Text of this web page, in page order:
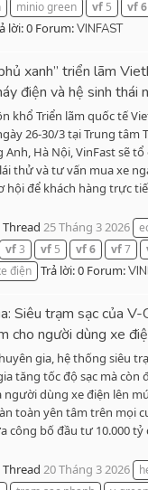
minio green vf 5 vf6
lời: 0 Forum:VINFAST
xanh” triển lãm
điện và hệ sinh thái
khổ Triển lãm quốc tế
26-30/3 tại Trung tâm
Anh, Hà Nội, VinFast sẽ
thử và tư vấn mua xe
hội để khách hàng trực
Thread 25 Tháng 3 2026
vf3 vf 5 vf6 vf7
điện Trả lời: 0 Forum:
Siêu trạm sạc của
cho người dùng xe
gia, hệ thống siêu
tăng tốc độ sạc mà còn
người dùng xe điện lên
toàn yên tâm trên mọi
công bố đầu tư 10.000
Thread 20 Tháng 3 2026